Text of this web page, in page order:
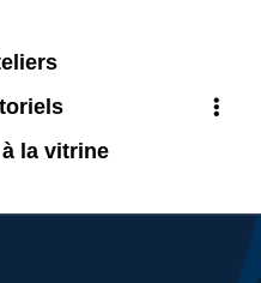
la vitrine